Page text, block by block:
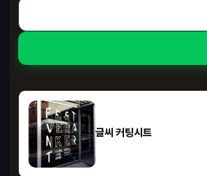
글씨 커팅시트